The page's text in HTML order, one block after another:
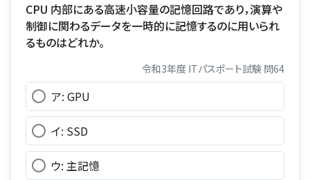
CPU 内部にある高速小容量の記憶回路であり，演算や
制御に関わるデータを一時的に記憶するのに用いられ
るものはどれか。
令和3年度 ITパスポート試験 問64
ア: GPU
イ: SSD
ウ: 主記憶